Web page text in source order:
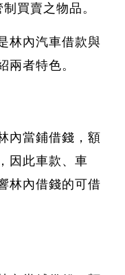
買賣之物品。
林內汽車借款與
兩者特色。
內當鋪借錢，額
因此車款、車
林內借錢的可借